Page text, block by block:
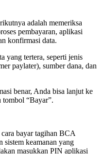
adalah memeriksa
pembayaran, aplikasi
konfirmasi data.
yang tertera, seperti jenis
paylater), sumber dana, dan
benar, Anda bisa lanjut ke
tombol “Bayar”.
bayar tagihan BCA
sistem keamanan yang
masukkan PIN aplikasi